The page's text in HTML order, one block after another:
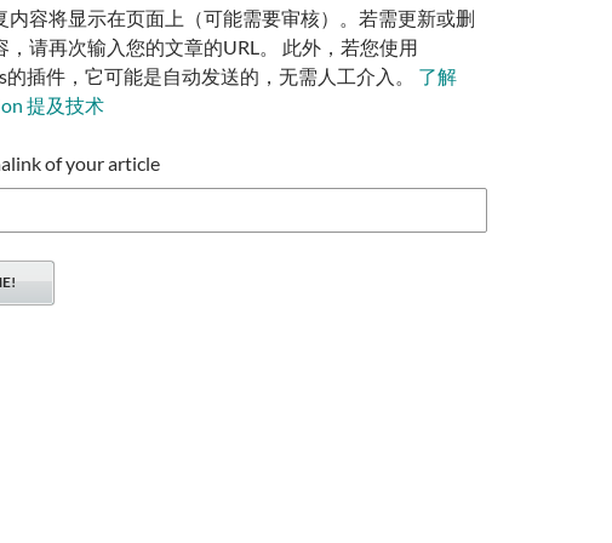
内容将显示在页面上（可能需要审核）。若需更新或删
，请再次输入您的文章的URL。 此外，若您使用
的插件，它可能是自动发送的，无需人工介入。 了解
提及技术
of your article